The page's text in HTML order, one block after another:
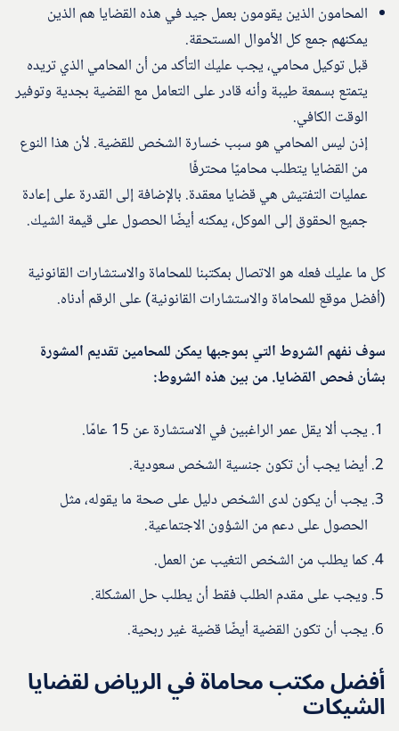
المحامون الذين يقومون بعمل جيد في هذه القضايا هم الذين
يمكنهم جمع كل الأموال المستحقة.
قبل توكيل محامي، يجب عليك التأكد من أن المحامي الذي تريده
يتمتع بسمعة طيبة وأنه قادر على التعامل مع القضية بجدية وتوفير
الوقت الكافي.
إذن ليس المحامي هو سبب خسارة الشخص للقضية. لأن هذا النوع
من القضايا يتطلب محاميًا محترفًا
عمليات التفتيش هي قضايا معقدة. بالإضافة إلى القدرة على إعادة
جميع الحقوق إلى الموكل، يمكنه أيضًا الحصول على قيمة الشيك.
كل ما عليك فعله هو الاتصال بمكتبنا للمحاماة والاستشارات القانونية
(أفضل موقع للمحاماة والاستشارات القانونية) على الرقم أدناه.
سوف نفهم الشروط التي بموجبها يمكن للمحامين تقديم المشورة
بشأن فحص القضايا. من بين هذه الشروط:
يجب ألا يقل عمر الراغبين في الاستشارة عن 15 عامًا.
أيضا يجب أن تكون جنسية الشخص سعودية.
يجب أن يكون لدى الشخص دليل على صحة ما يقوله، مثل
الحصول على دعم من الشؤون الاجتماعية.
كما يطلب من الشخص التغيب عن العمل.
ويجب على مقدم الطلب فقط أن يطلب حل المشكلة.
يجب أن تكون القضية أيضًا قضية غير ربحية.
أفضل مكتب محاماة في الرياض لقضايا
الشيكات